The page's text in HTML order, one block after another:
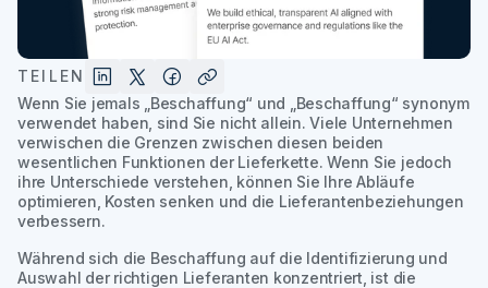
TEILEN
Wenn Sie jemals „Beschaffung“ und „Beschaffung“ synonym
verwendet haben, sind Sie nicht allein. Viele Unternehmen
verwischen die Grenzen zwischen diesen beiden
wesentlichen Funktionen der Lieferkette. Wenn Sie jedoch
ihre Unterschiede verstehen, können Sie Ihre Abläufe
optimieren, Kosten senken und die Lieferantenbeziehungen
verbessern.
Während sich die Beschaffung auf die Identifizierung und
Auswahl der richtigen Lieferanten konzentriert, ist die